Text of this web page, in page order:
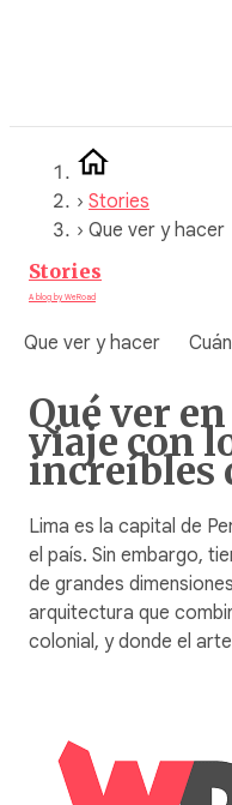
› Stories
› Que ver y hacer
Stories
A blog by WeRoad
Que ver y hacer
Qué ver
viaje con
increíbles
Lima es la capital de
el país. Sin embargo,
de grandes
arquitectura que
colonial, y donde el